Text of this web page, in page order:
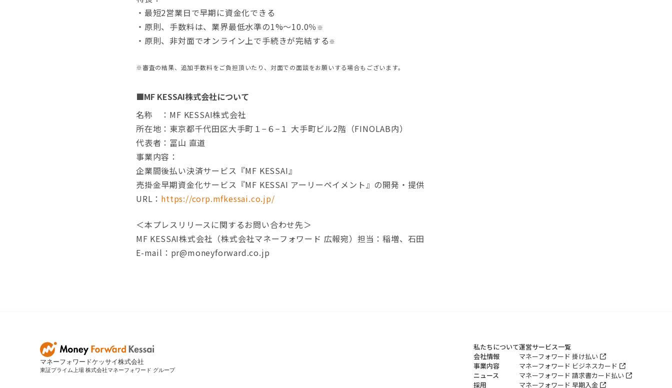
・最短2営業日で早期に資金化できる
・原則、手数料は、業界最低水準の1%～10.0％ ※
・原則、非対面でオンライン上で手続きが完結する※
※審査の結果、追加手数料をご負担頂いたり、対面での面談をお願いする場合もございます。
■MF KESSAI株式会社について
名称 ：MF KESSAI株式会社
所在地：東京都千代田区大手町１−６−１ 大手町ビル2階（FINOLAB内）
代表者：冨山 直道
事業内容：
企業間後払い決済サービス『MF KESSAI』
売掛金早期資金化サービス『MF KESSAI アーリーペイメント』の開発・提供
URL： https://corp.mfkessai.co.jp/
＜本プレスリリースに関するお問い合わせ先＞
MF KESSAI株式会社（株式会社マネーフォワード 広報宛）担当：稲増、石田
E-mail：pr@moneyforward.co.jp
マネーフォワードケッサイ株式会社
東証プライム上場 株式会社マネーフォワード グループ
私たちについて
会社情報
事業内容
ニュース
採用
運営サービス一覧
マネーフォワード 掛け払い
マネーフォワード ビジネスカード
マネーフォワード 請求書カード払い
マネーフォワード 早期入金